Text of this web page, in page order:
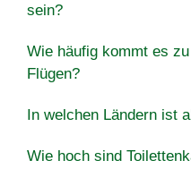
sein?
Wie häufig kommt es
Flügen?
In welchen Ländern ist
Wie hoch sind